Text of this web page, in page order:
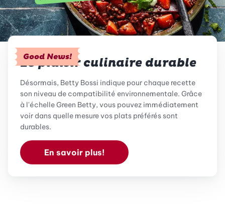
Good News!
Le plaisir culinaire durable
Désormais, Betty Bossi indique pour chaque recette
son niveau de compatibilité environnementale. Grâce
à l'échelle Green Betty, vous pouvez immédiatement
voir dans quelle mesure vos plats préférés sont
durables.
En savoir plus!